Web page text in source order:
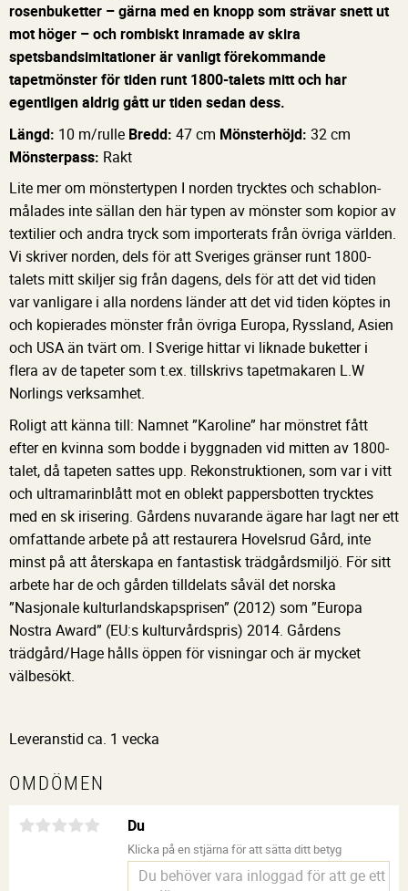
rosenbuketter – gärna med en knopp som strävar snett ut
mot höger – och rombiskt inramade av skira
spetsbandsimitationer är vanligt förekommande
tapetmönster för tiden runt 1800-talets mitt och har
egentligen aldrig gått ur tiden sedan dess.
Längd: 10 m/rulle Bredd: 47 cm Mönsterhöjd: 32 cm
Mönsterpass: Rakt
Lite mer om mönstertypen I norden trycktes och schablon-
målades inte sällan den här typen av mönster som kopior av
textilier och andra tryck som importerats från övriga världen.
Vi skriver norden, dels för att Sveriges gränser runt 1800-
talets mitt skiljer sig från dagens, dels för att det vid tiden
var vanligare i alla nordens länder att det vid tiden köptes in
och kopierades mönster från övriga Europa, Ryssland, Asien
och USA än tvärt om. I Sverige hittar vi liknade buketter i
flera av de tapeter som t.ex. tillskrivs tapetmakaren L.W
Norlings verksamhet.
Roligt att känna till: Namnet ”Karoline” har mönstret fått
efter en kvinna som bodde i byggnaden vid mitten av 1800-
talet, då tapeten sattes upp. Rekonstruktionen, som var i vitt
och ultramarinblått mot en oblekt pappersbotten trycktes
med en sk irisering. Gårdens nuvarande ägare har lagt ner ett
omfattande arbete på att restaurera Hovelsrud Gård, inte
minst på att återskapa en fantastisk trädgårdsmiljö. För sitt
arbete har de och gården tilldelats såväl det norska
”Nasjonale kulturlandskapsprisen” (2012) som ”Europa
Nostra Award” (EU:s kulturvårdspris) 2014. Gårdens
trädgård/Hage hålls öppen för visningar och är mycket
välbesökt.
Leveranstid ca. 1 vecka
OMDÖMEN
Du
Klicka på en stjärna för att sätta ditt betyg